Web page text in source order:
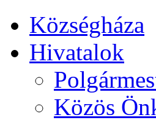
Községháza
Hivatalok
Közös